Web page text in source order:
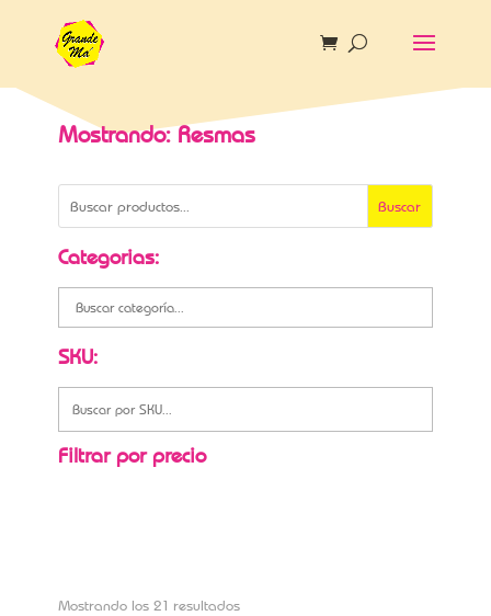
Mostrando: Resmas
Buscar
Categorias:
SKU:
Filtrar por precio
Mostrando los 21 resultados